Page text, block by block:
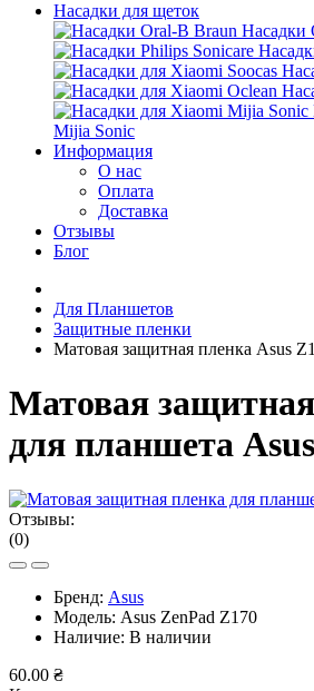
Насадки для щеток
Насадки
Mijia Sonic
Информация
О нас
Оплата
Доставка
Отзывы
Блог
Для Планшетов
Защитные пленки
Матовая защитная пленка Asus
Матовая
для планшета
Отзывы:
(0)
Бренд: Asus
Модель: Asus ZenPad Z170
Наличие: В наличии
60.00 ₴